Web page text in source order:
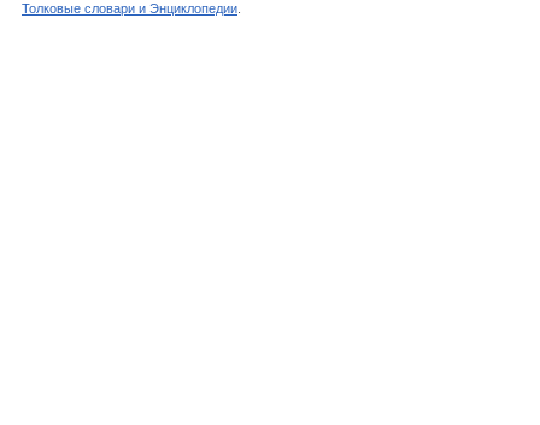
Толковые словари и Энциклопедии